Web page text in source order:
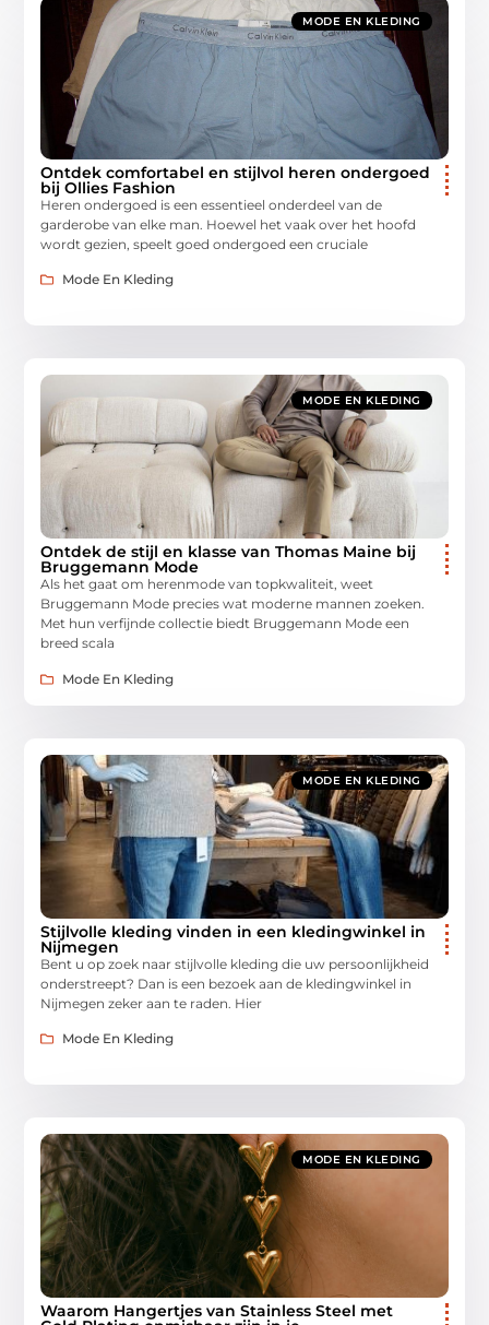
MODE EN KLEDING
Ontdek comfortabel en stijlvol heren ondergoed
bij Ollies Fashion
Heren ondergoed is een essentieel onderdeel van de
garderobe van elke man. Hoewel het vaak over het hoofd
wordt gezien, speelt goed ondergoed een cruciale
Mode En Kleding
MODE EN KLEDING
Ontdek de stijl en klasse van Thomas Maine bij
Bruggemann Mode
Als het gaat om herenmode van topkwaliteit, weet
Bruggemann Mode precies wat moderne mannen zoeken.
Met hun verfijnde collectie biedt Bruggemann Mode een
breed scala
Mode En Kleding
MODE EN KLEDING
Stijlvolle kleding vinden in een kledingwinkel in
Nijmegen
Bent u op zoek naar stijlvolle kleding die uw persoonlijkheid
onderstreept? Dan is een bezoek aan de kledingwinkel in
Nijmegen zeker aan te raden. Hier
Mode En Kleding
MODE EN KLEDING
Waarom Hangertjes van Stainless Steel met